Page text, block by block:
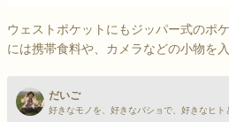
ウェストポケットにもジッパー式のポ
には携帯食料や、カメラなどの小物を
だいご
好きなモノを、好きなバショで、好きなヒト